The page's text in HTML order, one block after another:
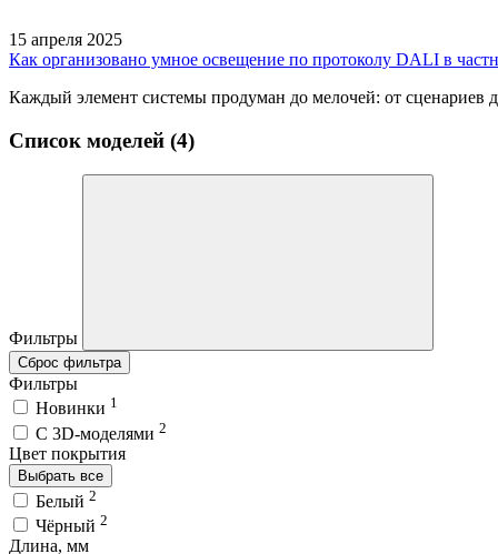
15 апреля 2025
Как организовано умное освещение по протоколу DALI в
Каждый элемент системы продуман до мелочей: от сценариев
Список моделей (4)
Фильтры
Сброс фильтра
Фильтры
Новинки 1
C 3D-моделями 2
Цвет покрытия
Выбрать все
Белый 2
Чёрный 2
Длина, мм